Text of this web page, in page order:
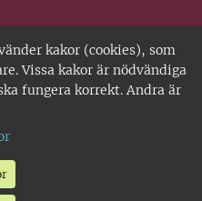
kakor (cookies), som
Vissa kakor är nödvändiga
fungera korrekt. Andra är